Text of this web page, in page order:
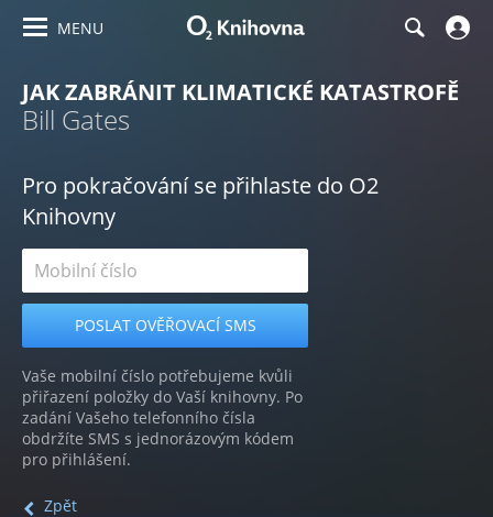
MENU
JAK ZABRÁNIT KLIMATICKÉ KATASTROFĚ
Bill Gates
Pro pokračování se přihlaste do O2
Knihovny
Vaše mobilní číslo potřebujeme kvůli
přiřazení položky do Vaší knihovny. Po
zadání Vašeho telefonního čísla
obdržíte SMS s jednorázovým kódem
pro přihlášení.
Zpět